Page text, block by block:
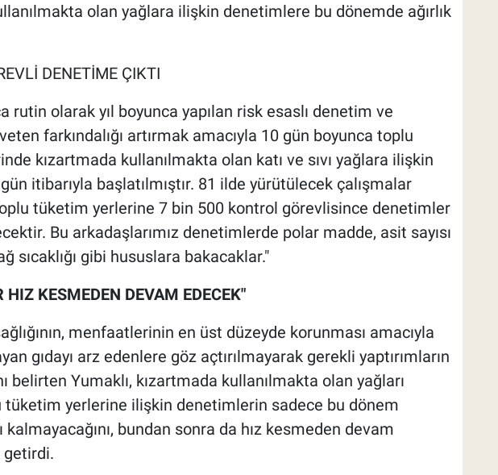
olan yağlara ilişkin denetimlere bu dönemde ağırlık
DENETİME ÇIKTI
rutin olarak yıl boyunca yapılan risk esaslı denetim ve
farkındalığı artırmak amacıyla 10 gün boyunca toplu
kızartmada kullanılmakta olan katı ve sıvı yağlara ilişkin
itibarıyla başlatılmıştır. 81 ilde yürütülecek çalışmalar
tüketim yerlerine 7 bin 500 kontrol görevlisince denetimler
Bu arkadaşlarımız denetimlerde polar madde, asit sayısı
sıcaklığı gibi hususlara bakacaklar."
HIZ KESMEDEN DEVAM EDECEK"
menfaatlerinin en üst düzeyde korunması amacıyla
gıdayı arz edenlere göz açtırılmayarak gerekli yaptırımların
belirten Yumaklı, kızartmada kullanılmakta olan yağları
tüketim yerlerine ilişkin denetimlerin sadece bu dönem
kalmayacağını, bundan sonra da hız kesmeden devam
getirdi.